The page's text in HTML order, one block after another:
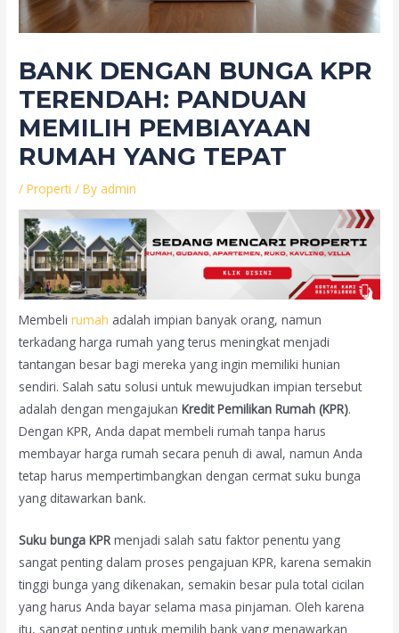
BANK DENGAN BUNGA KPR
TERENDAH: PANDUAN
MEMILIH PEMBIAYAAN
RUMAH YANG TEPAT
/Properti / By admin
Membelirumah adalah impian banyak orang, namun
terkadang harga rumah yang terus meningkat menjadi
tantangan besar bagi mereka yang ingin memiliki hunian
sendiri. Salah satu solusi untuk mewujudkan impian tersebut
adalah dengan mengajukanKredit Pemilikan Rumah (KPR).
Dengan KPR, Anda dapat membeli rumah tanpa harus
membayar harga rumah secara penuh di awal, namun Anda
tetap harus mempertimbangkan dengan cermat suku bunga
yang ditawarkan bank.
Suku bunga KPRmenjadi salah satu faktor penentu yang
sangat penting dalam proses pengajuan KPR, karena semakin
tinggi bunga yang dikenakan, semakin besar pula total cicilan
yang harus Anda bayar selama masa pinjaman. Oleh karena
itu, sangat penting untuk memilih bank yang menawarkan